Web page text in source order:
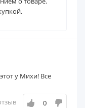
у Михи! Все
0